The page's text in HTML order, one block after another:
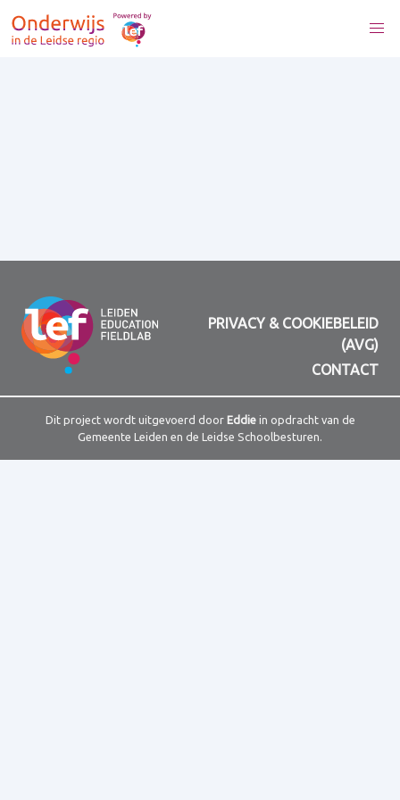
PRIVACY & COOKIEBELEID
(AVG)
CONTACT
Dit project wordt uitgevoerd door Eddiein opdracht van de
Gemeente Leiden en de Leidse Schoolbesturen.